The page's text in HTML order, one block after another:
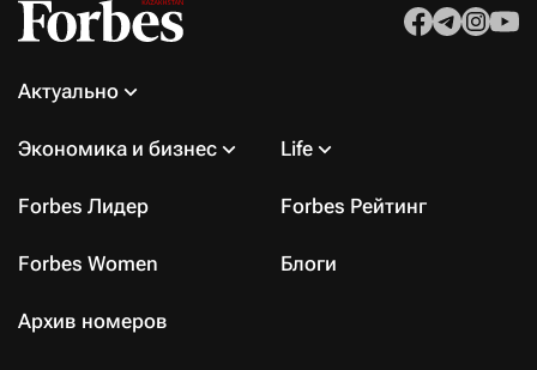
Актуально
Экономика и бизнес Life
Forbes Лидер Forbes Рейтинг
Forbes Women Блоги
Архив номеров